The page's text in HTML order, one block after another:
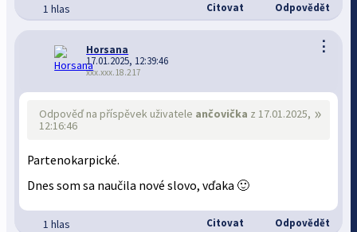
1 hlas Citovat Odpovědět
⋮
Horsana
17.01.2025, 12:39:46
xxx.xxx.18.217
»
Odpověď na příspěvek uživatele ančovička z 17.01.2025,
12:16:46
Partenokarpické.
Dnes som sa naučila nové slovo, vďaka 🙂
1 hlas Citovat Odpovědět